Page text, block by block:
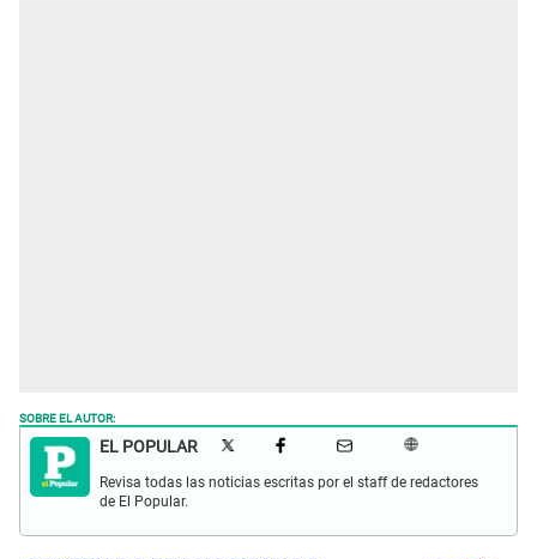
SOBRE EL AUTOR:
EL POPULAR
Revisa todas las noticias escritas por el staff de redactores
de El Popular.